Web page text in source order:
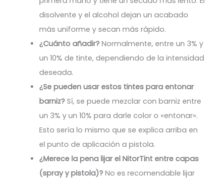
disolvente y el alcohol dejan un acabado
más uniforme y secan más rápido.
¿Cuánto añadir?Normalmente, entre un 3% y
un 10% de tinte, dependiendo de la intensidad
deseada.
¿Se pueden usar estos tintes para entonar
barniz?Sí, se puede mezclar con barniz entre
un 3% y un 10% para darle color o «entonar».
Esto sería lo mismo que se explica arriba en
el punto de aplicación a pistola.
¿Merece la pena lijar el NitorTint entre capas
(spray y pistola)? No es recomendable lijar